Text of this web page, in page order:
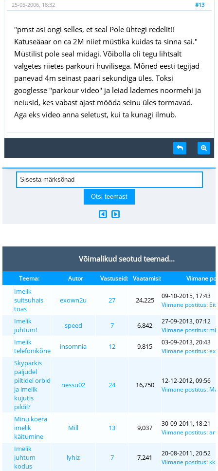
#13
25-05-2006, 18:32
"pmst asi ongi selles, et seal Pole ühtegi redelit!!
Katuseäaar on ca 2M niiet müstika kuidas ta sinna sai."
Müstilist pole seal midagi. Võibolla oli tegu lihtsalt
valgetes riietes parkouri huvilisega. Mõned eesti tegijad
panevad 4m seinast paari sekundiga üles. Toksi
googlesse "parkour video" ja leiad lademes noormehi ja
neiusid, kes vabast ajast mööda seinu üles tormavad.
Aga eks video anna seletust, kui ta kunagi ilmub.
Võimalikud seotud teemad...
Teema: Autor Vastuseid: Vaatamisi: Viimane
Imelik
suitsuhais
toas
exown2u 27 24,225
09-10-2015, 17:43
Viimane postitus:
Imelik
juhtum!
speed 7 6,842
27-09-2013, 07:12
Viimane postitus:
Imelik
telefonikõne
insomnia 12 9,815
03-09-2013, 20:43
Viimane postitus:
Skyparkis
paljudel
piltidel orbid
ja imelik
kujutis
pildil?
nessu02 24 16,750
12-12-2012, 09:56
Viimane postitus:
Minu koera
imelik
käitumine
Mill 13 9,037
30-09-2011, 18:21
Viimane postitus:
Imelik
juhtum
kodus
lyhiz 7 7,241
20-08-2011, 20:52
Viimane postitus: